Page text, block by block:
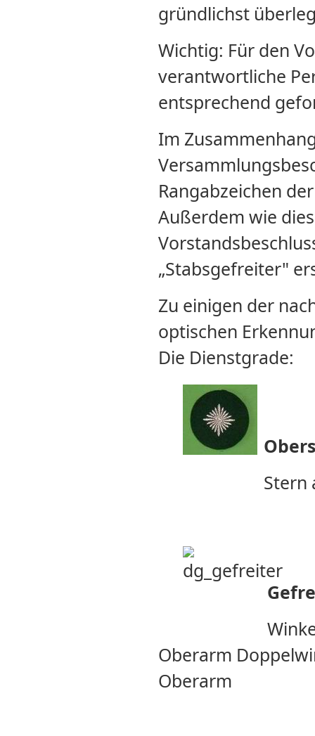
gründlichst
Wichtig: Für den
verantwortliche
entsprechend
Im
Rangabzeichen
Außerdem wie
„Stabsgefreiter"
Zu einigen der
optischen
Die Dienstgrade:
Stern
Oberarm
Oberarm